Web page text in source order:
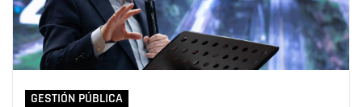
GESTIÓN PÚBLICA